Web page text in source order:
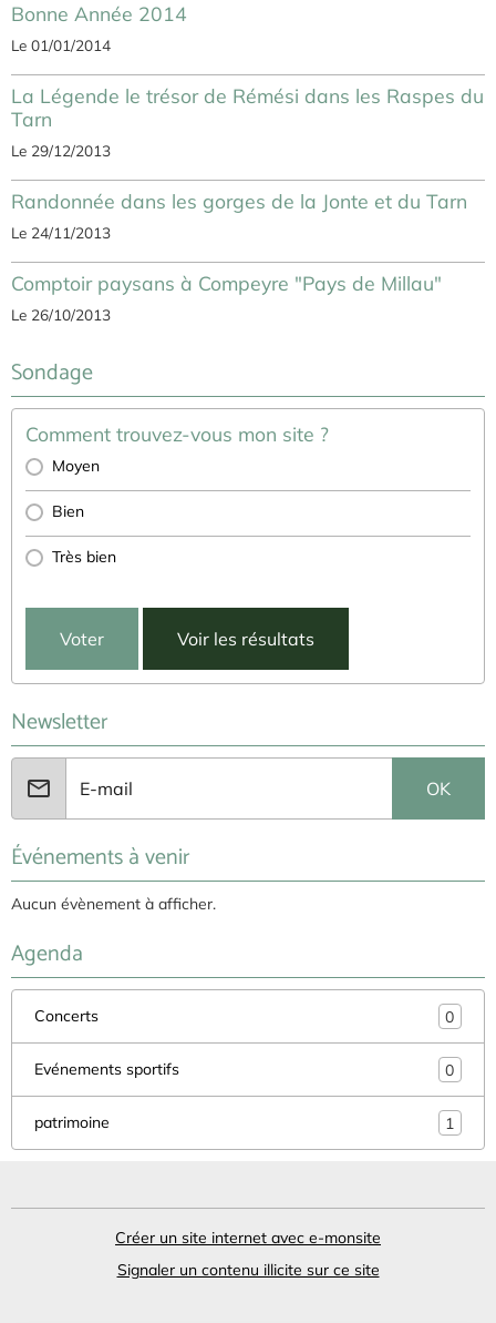
Bonne Année 2014
Le 01/01/2014
La Légende le trésor de Rémési dans les Raspes du
Tarn
Le 29/12/2013
Randonnée dans les gorges de la Jonte et du Tarn
Le 24/11/2013
Comptoir paysans à Compeyre "Pays de Millau"
Le 26/10/2013
Sondage
Comment trouvez-vous mon site ?
Moyen
Bien
Très bien
Voter Voir les résultats
Newsletter
OK
Événements à venir
Aucun évènement à afficher.
Agenda
Concerts 0
Evénements sportifs 0
patrimoine 1
Créer un site internet avec e-monsite
Signaler un contenu illicite sur ce site